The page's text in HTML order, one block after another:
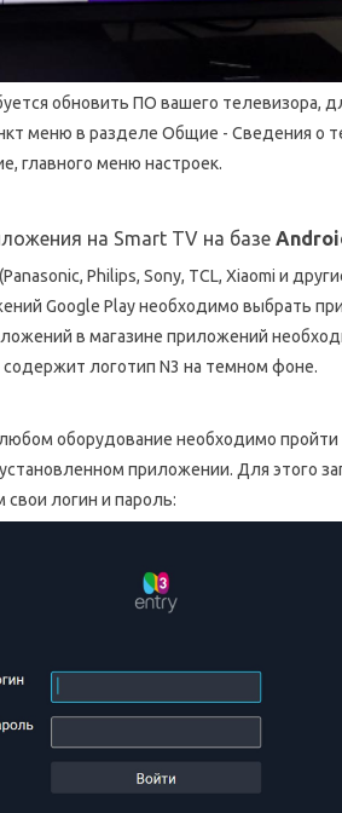
обновить ПО вашего телевизора,
меню в разделе Общие - Сведения о
главного меню настроек.
на Smart TV на базе
Philips, Sony, TCL, Xiaomi и
Google Play необходимо выбрать
в магазине приложений
логотип N3 на темном фоне.
оборудование необходимо пройти
приложении. Для этого
логин и пароль: